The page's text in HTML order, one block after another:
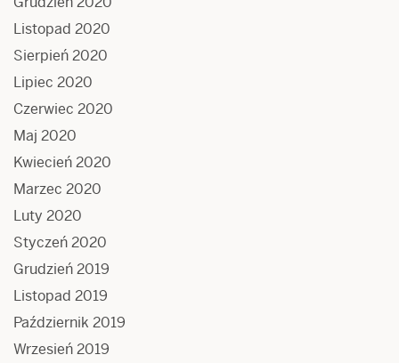
Listopad 2020
Sierpień 2020
Lipiec 2020
Czerwiec 2020
Maj 2020
Kwiecień 2020
Marzec 2020
Luty 2020
Styczeń 2020
Grudzień 2019
Listopad 2019
Październik 2019
Wrzesień 2019